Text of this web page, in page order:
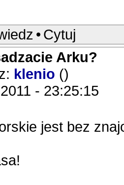
• Cytuj
Arku?
klenio ()
- 23:25:15
jest bez